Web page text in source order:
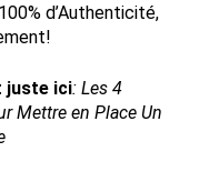
d’Authenticité,
juste ici: Les 4
Mettre en Place Un